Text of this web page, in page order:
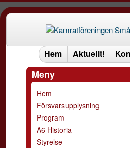
Hem Aktuellt!
Meny
Hem
Försvarsupplysning
Program
A6 Historia
Styrelse